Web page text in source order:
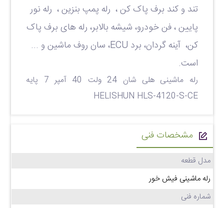
تند و کند برف پاک کن ، رله پمپ بنزین ، رله نور
پایین ، فن خودرو، شیشه بالابر، رله های برف پاک
کن، آینه گردان، برد ECU، سان روف ماشین و ...
است.
رله ماشینی هلی شان 24 ولت 40 آمپر 7 پایه
HELISHUN HLS-4120-S-CE
مشخصات فنی
مدل قطعه
رله ماشینی فیش خور
شماره فنی